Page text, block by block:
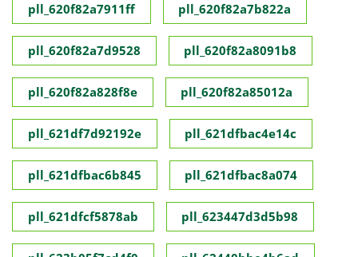
pll_620f82a7911ff pll_620f82a7b822a
pll_620f82a7d9528 pll_620f82a8091b8
pll_620f82a828f8e pll_620f82a85012a
pll_621df7d92192e pll_621dfbac4e14c
pll_621dfbac6b845 pll_621dfbac8a074
pll_621dfcf5878ab pll_623447d3d5b98